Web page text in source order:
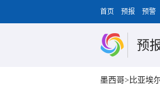
首页 预报 预警
预
墨西哥>比亚埃